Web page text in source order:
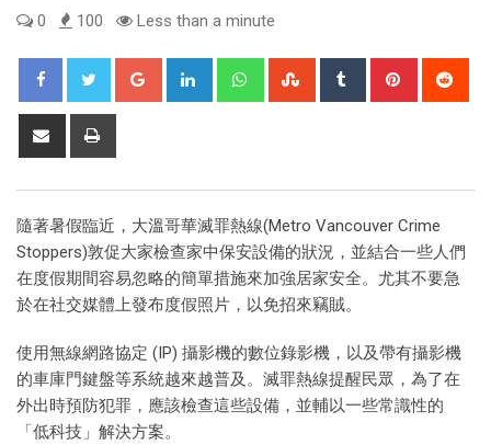
0
100 Less than a minute
隨著暑假臨近，大溫哥華滅罪熱線(Metro Vancouver Crime
Stoppers)敦促大家檢查家中保安設備的狀況，並結合一些人們
在度假期間容易忽略的簡單措施來加強居家安全。尤其不要急
於在社交媒體上發布度假照片，以免招來竊賊。
使用無線網路協定 (IP) 攝影機的數位錄影機，以及帶有攝影機
的車庫門鍵盤等系統越來越普及。滅罪熱線提醒民眾，為了在
外出時預防犯罪，應該檢查這些設備，並輔以一些常識性的
「低科技」解決方案。